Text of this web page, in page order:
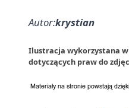
Autor:krystian
Ilustracja wykorzystana w
dotyczących praw do